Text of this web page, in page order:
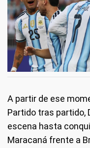
A partir de ese
Partido tras partido,
escena hasta
Maracaná frente a